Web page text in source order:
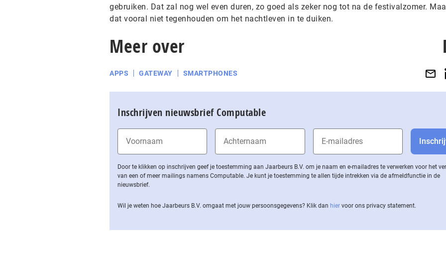
gebruiken. Dat zal nog wel even duren, zo goed als zeker nog tot na de festivalzomer.
dat vooral niet tegenhouden om het nachtleven in te duiken.
Meer over
APPS GATEWAY SMARTPHONES
Inschrijven nieuwsbrief Computable
Door te klikken op inschrijven geef je toestemming aan Jaarbeurs B.V. om je naam en e-mailadres te verwerken voor het
van een of meer mailings namens Computable. Je kunt je toestemming te allen tijde intrekken via de af­meld­func­tie in de
nieuwsbrief.
Wil je weten hoe Jaarbeurs B.V. omgaat met jouw per­soons­ge­ge­vens? Klik dan hier voor ons privacy statement.